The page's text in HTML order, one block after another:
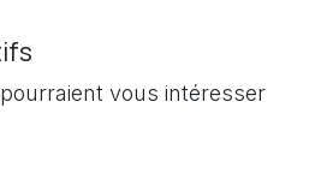
vous intéresser